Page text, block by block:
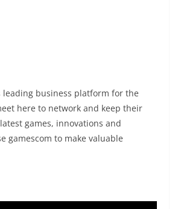
leading business platform for the
here to network and keep their
games, innovations and
gamescom to make valuable